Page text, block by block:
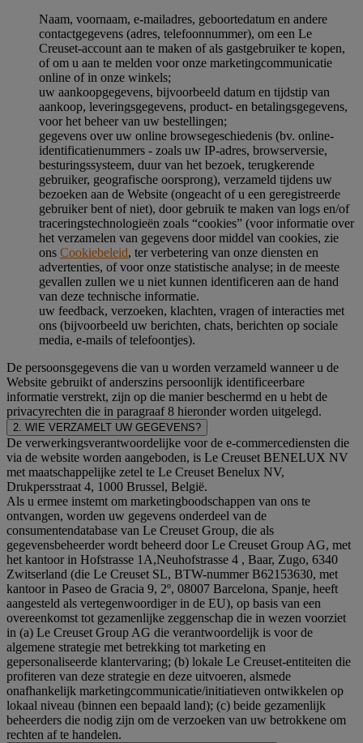
Naam, voornaam, e-mailadres, geboortedatum en andere
contactgegevens (adres, telefoonnummer), om een Le
Creuset-account aan te maken of als gastgebruiker te kopen,
of om u aan te melden voor onze marketingcommunicatie
online of in onze winkels;
uw aankoopgegevens, bijvoorbeeld datum en tijdstip van
aankoop, leveringsgegevens, product- en betalingsgegevens,
voor het beheer van uw bestellingen;
gegevens over uw online browsegeschiedenis (bv. online-
identificatienummers - zoals uw IP-adres, browserversie,
besturingssysteem, duur van het bezoek, terugkerende
gebruiker, geografische oorsprong), verzameld tijdens uw
bezoeken aan de Website (ongeacht of u een geregistreerde
gebruiker bent of niet), door gebruik te maken van logs en/of
traceringstechnologieën zoals “cookies” (voor informatie over
het verzamelen van gegevens door middel van cookies, zie
ons Cookiebeleid, ter verbetering van onze diensten en
advertenties, of voor onze statistische analyse; in de meeste
gevallen zullen we u niet kunnen identificeren aan de hand
van deze technische informatie.
uw feedback, verzoeken, klachten, vragen of interacties met
ons (bijvoorbeeld uw berichten, chats, berichten op sociale
media, e-mails of telefoontjes).
De persoonsgegevens die van u worden verzameld wanneer u de
Website gebruikt of anderszins persoonlijk identificeerbare
informatie verstrekt, zijn op die manier beschermd en u hebt de
privacyrechten die in paragraaf 8 hieronder worden uitgelegd.
2. WIE VERZAMELT UW GEGEVENS?
De verwerkingsverantwoordelijke voor de e-commercediensten die
via de website worden aangeboden, is Le Creuset BENELUX NV
met maatschappelijke zetel te Le Creuset Benelux NV,
Drukpersstraat 4, 1000 Brussel, België.
Als u ermee instemt om marketingboodschappen van ons te
ontvangen, worden uw gegevens onderdeel van de
consumentendatabase van Le Creuset Group, die als
gegevensbeheerder wordt beheerd door Le Creuset Group AG, met
het kantoor in Hofstrasse 1A,Neuhofstrasse 4 , Baar, Zugo, 6340
Zwitserland (die Le Creuset SL, BTW-nummer B62153630, met
kantoor in Paseo de Gracia 9, 2º, 08007 Barcelona, Spanje, heeft
aangesteld als vertegenwoordiger in de EU), op basis van een
overeenkomst tot gezamenlijke zeggenschap die in wezen voorziet
in (a) Le Creuset Group AG die verantwoordelijk is voor de
algemene strategie met betrekking tot marketing en
gepersonaliseerde klantervaring; (b) lokale Le Creuset-entiteiten die
profiteren van deze strategie en deze uitvoeren, alsmede
onafhankelijk marketingcommunicatie/initiatieven ontwikkelen op
lokaal niveau (binnen een bepaald land); (c) beide gezamenlijk
beheerders die nodig zijn om de verzoeken van uw betrokkene om
rechten af te handelen.